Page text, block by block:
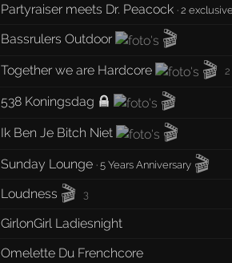
Partyraiser meets Dr. Peacock ·2
Bassrulers Outdoor
🎬
Together we are Hardcore
🎬 2
538 Koningsdag
🎬
Ik Ben Je Bitch Niet
🎬
Sunday Lounge ·5 Years Anniversary 🎬
Loudness 🎬 3
GirlonGirl Ladiesnight
Omelette Du Frenchcore